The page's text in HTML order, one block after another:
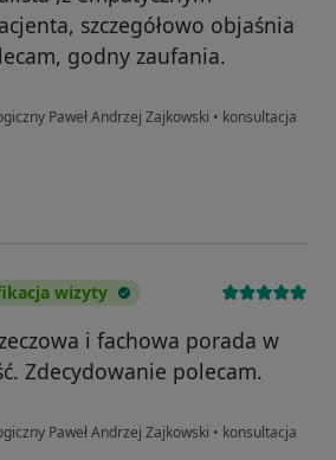
szczegółowo objaśnia
godny zaufania.
Paweł Andrzej Zajkowski • konsultacja
wizyty
i fachowa porada w
Zdecydowanie polecam.
Paweł Andrzej Zajkowski • konsultacja